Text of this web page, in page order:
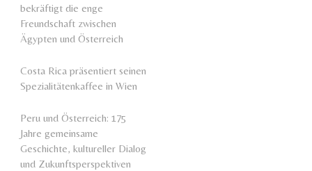
bekräftigt die enge
Freundschaft zwischen
Ägypten und Österreich
Costa Rica präsentiert seinen
Spezialitätenkaffee in Wien
Peru und Österreich: 175
Jahre gemeinsame
Geschichte, kultureller Dialog
und Zukunftsperspektiven